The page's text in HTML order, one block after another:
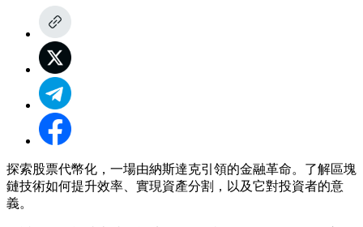
探索股票代幣化，一場由納斯達克引領的金融革命。了解區塊
鏈技術如何提升效率、實現資產分割，以及它對投資者的意
義。